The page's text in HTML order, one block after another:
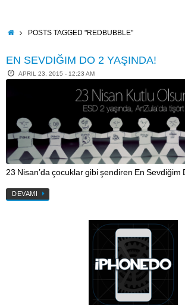
contentHOMEPOSTS TAGGED "REDBUBBLE"
EN SEVDIĞIM DO 2 YAŞINDA!
APRIL 23, 2015 - 12:23 AM
23 Nisan’da çocuklar gibi şendiren En Sevdiğim
DEVAMI